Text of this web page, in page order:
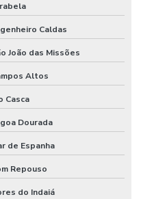
Caldas
João das Missões
Altos
Casca
Dourada
de Espanha
Repouso
do Indaiá